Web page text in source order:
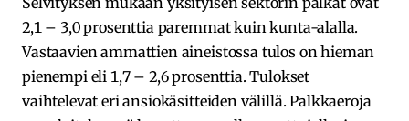
2,1 – 3,0 prosenttia paremmat kuin kunta-alalla.
Vastaavien ammattien aineistossa tulos on hieman
pienempi eli 1,7 – 2,6 prosenttia. Tulokset
vaihtelevat eri ansiokäsitteiden välillä. Palkkaeroja